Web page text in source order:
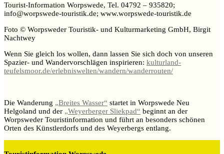
Tourist-Information Worpswede, Tel. 04792 – 935820;
info@worpswede-touristik.de; www.worpswede-touristik.de
Foto © Worpsweder Touristik- und Kulturmarketing GmbH, Birgit
Nachtwey
Wenn Sie gleich los wollen, dann lassen Sie sich doch von unseren
Spazier- und Wandervorschlägen inspirieren: kulturland-
teufelsmoor.de/erlebniswelten/wandern/wanderrouten/
Die Wanderung „Breites Wasser“ startet in Worpswede Neu
Helgoland und der „Weyerberger Sliekpad“ beginnt an der
Worpsweder Touristinformation und führt an besonders schönen
Orten des Künstlerdorfs und des Weyerbergs entlang.